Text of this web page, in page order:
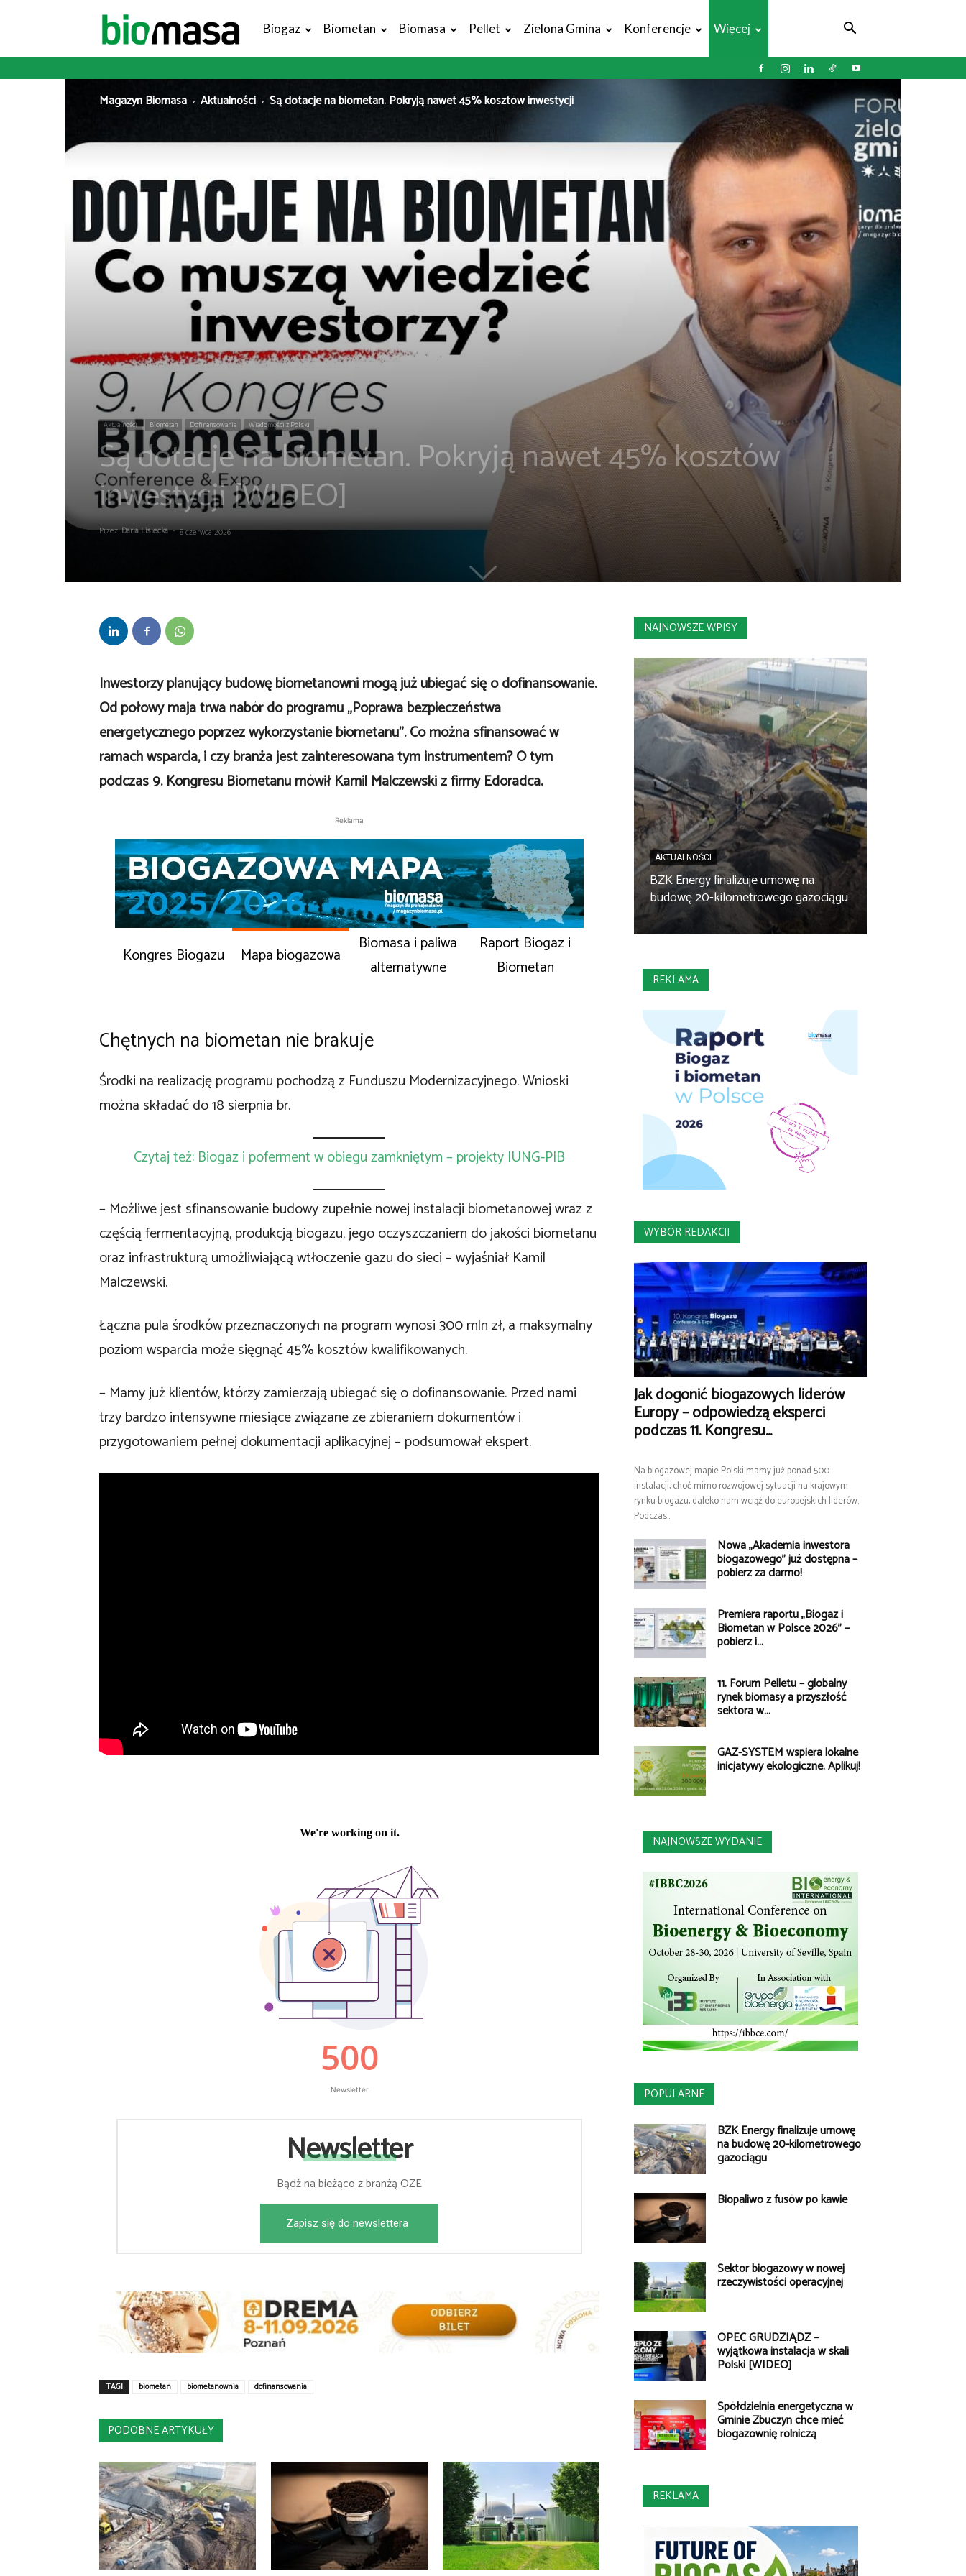
Magazyn
Biogaz Biometan Biomasa Pellet Zielona Gmina Konferencje Więcej
Magazyn Biomasa Aktualności Są dotacje na biometan. Pokryją nawet 45% kosztów inwestycji
Aktualności Biometan Dofinansowania Wiadomości z Polski
Są dotacje na biometan. Pokryją nawet 45% kosztów
inwestycji [WIDEO]
Przez Daria Lisiecka- 8 czerwca 2026
Inwestorzy planujący budowę biometanowni mogą już ubiegać się o dofinansowanie.
Od połowy maja trwa nabór do programu „Poprawa bezpieczeństwa
energetycznego poprzez wykorzystanie biometanu”. Co można sfinansować w
ramach wsparcia, i czy branża jest zainteresowana tym instrumentem? O tym
podczas 9. Kongresu Biometanu mówił Kamil Malczewski z firmy Edoradca.
Reklama
Kongres Biogazu Mapa biogazowa
Biomasa i paliwa
alternatywne
Raport Biogaz i
Biometan
Chętnych na biometan nie brakuje
Środki na realizację programu pochodzą z Funduszu Modernizacyjnego. Wnioski
można składać do 18 sierpnia br.
Czytaj też: Biogaz i poferment w obiegu zamkniętym – projekty IUNG-PIB
– Możliwe jest sfinansowanie budowy zupełnie nowej instalacji biometanowej wraz z
częścią fermentacyjną, produkcją biogazu, jego oczyszczaniem do jakości biometanu
oraz infrastrukturą umożliwiającą wtłoczenie gazu do sieci – wyjaśniał Kamil
Malczewski.
Łączna pula środków przeznaczonych na program wynosi 300 mln zł, a maksymalny
poziom wsparcia może sięgnąć 45% kosztów kwalifikowanych.
– Mamy już klientów, którzy zamierzają ubiegać się o dofinansowanie. Przed nami
trzy bardzo intensywne miesiące związane ze zbieraniem dokumentów i
przygotowaniem pełnej dokumentacji aplikacyjnej – podsumował ekspert.
Newsletter
Newsletter
Bądź na bieżąco z branżą OZE
Zapisz się do newslettera
TAGI biometan biometanownia dofinansowania
PODOBNE ARTYKUŁY
NAJNOWSZE WPISY
AKTUALNOŚCI
BZK Energy finalizuje umowę na
budowę 20-kilometrowego gazociągu
REKLAMA
WYBÓR REDAKCJI
Jak dogonić biogazowych liderów
Europy – odpowiedzą eksperci
podczas 11. Kongresu...
Na biogazowej mapie Polski mamy już ponad 500
instalacji, choć mimo rozwojowej sytuacji na krajowym
rynku biogazu, daleko nam wciąż do europejskich liderów.
Podczas...
Nowa „Akademia inwestora
biogazowego” już dostępna –
pobierz za darmo!
Premiera raportu „Biogaz i
Biometan w Polsce 2026” –
pobierz i...
11. Forum Pelletu – globalny
rynek biomasy a przyszłość
sektora w...
GAZ-SYSTEM wspiera lokalne
inicjatywy ekologiczne. Aplikuj!
NAJNOWSZE WYDANIE
POPULARNE
BZK Energy finalizuje umowę
na budowę 20-kilometrowego
gazociągu
Biopaliwo z fusów po kawie
Sektor biogazowy w nowej
rzeczywistości operacyjnej
OPEC GRUDZIĄDZ –
wyjątkowa instalacja w skali
Polski [WIDEO]
Spółdzielnia energetyczna w
Gminie Zbuczyn chce mieć
biogazownię rolniczą
REKLAMA